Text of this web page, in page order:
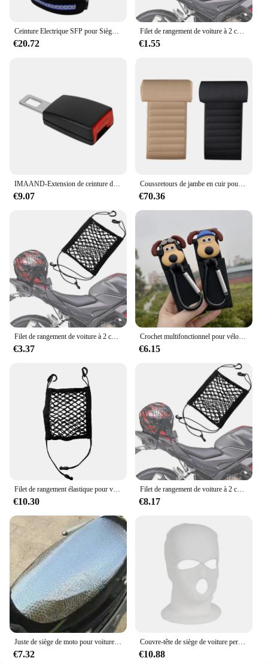
Ceinture Electrique SFP pour Siège d'Enfant, Accessoire de Protection pour Moto et Voiture
€20.72
Filet de rangement de voiture à 2 couches entre les sièges, sac en filet élastique extensible, barrière pour animaux de compagnie, accessoires de voiture
€1.55
IMAAND-Extension de ceinture de sécurité de voiture pratique bicolore en option, loquet
€9.07
Coussretours de jambe en cuir pour siège de voiture, extension de support de pied en polymères, coussin de jambe en cuir, coussretours de genou, mémoire beige et noir, 2 pièces
€70.36
€3.37
Crochet multifonctionnel pour vélos et véhicules électriques, crochets universels pour dossier de siège de voiture, ourcycles, scdoms, bébé chesdistricts ages
€6.15
€10.30
Filet de rangement de voiture à 2 couches entre les sièges, sac en filet élastique extensible, barrière pour animaux de compagnie, accessoires de voiture
€8.17
€7.32
Couvre-tête de siège de voiture personnalisé, chapeau chaud masqué, masque coupe-vent de cyclisme, accessoires décoratifs modifiés spéciaux, chapeau drôle
€10.88